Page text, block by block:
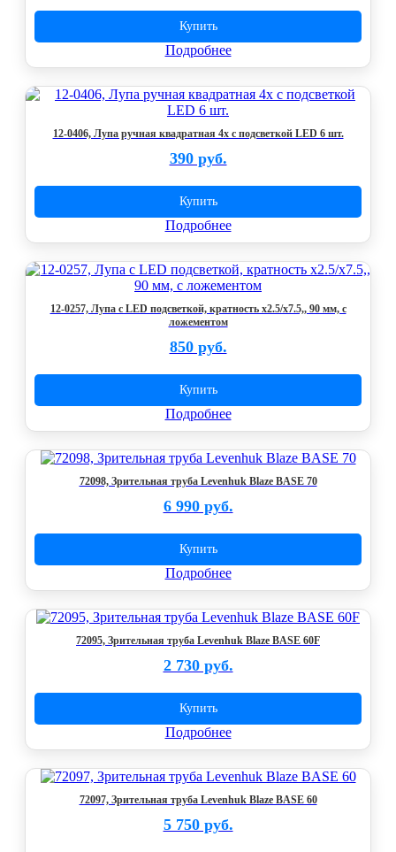
Купить
Подробнее
12-0406, Лупа ручная квадратная 4х с подсветкой LED 6 шт.
390 руб.
Купить
Подробнее
12-0257, Лупа с LED подсветкой, кратность х2.5/х7.5,, 90 мм, с
ложементом
850 руб.
Купить
Подробнее
72098, Зрительная труба Levenhuk Blaze BASE 70
6 990 руб.
Купить
Подробнее
72095, Зрительная труба Levenhuk Blaze BASE 60F
2 730 руб.
Купить
Подробнее
72097, Зрительная труба Levenhuk Blaze BASE 60
5 750 руб.